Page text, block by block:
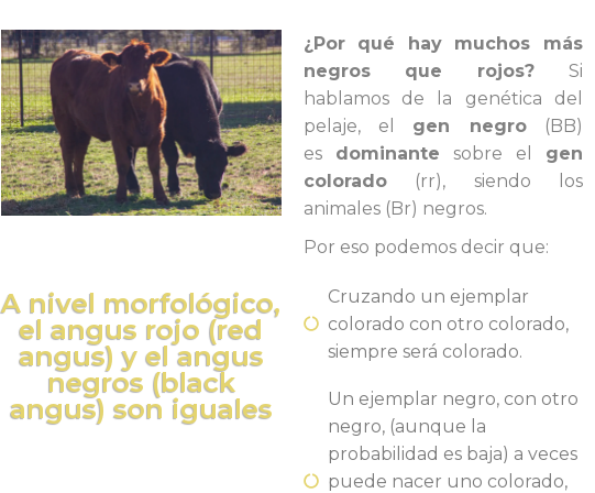
A nivel morfológico,
el angus rojo (red
angus) y el angus
negros (black
angus) son iguales
¿Por qué hay muchos más
negros que rojos? Si
hablamos de la genética del
pelaje, el gen negro(BB)
es dominante sobre el gen
colorado(rr), siendo los
animales (Br) negros.
Por eso podemos decir que:
Cruzando un ejemplar
colorado con otro colorado,
siempre será colorado.
Un ejemplar negro, con otro
negro, (aunque la
probabilidad es baja) a veces
puede nacer uno colorado,